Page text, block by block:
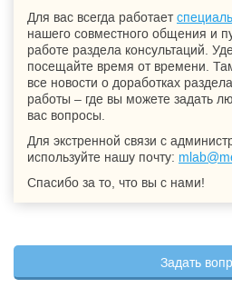
Для вас всегда работает
нашего совместного общения и
работе раздела консультаций.
посещайте время от времени.
все новости о доработках
работы – где вы можете задать
вас вопросы.
Для экстренной связи с
используйте нашу почту:
Спасибо за то, что вы с нами!
Задать